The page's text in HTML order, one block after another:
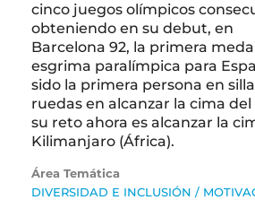
cinco juegos olímpicos
obteniendo en su debut, en
Barcelona 92, la primera
esgrima paralímpica para
sido la primera persona en
ruedas en alcanzar la cima del
su reto ahora es alcanzar la
Kilimanjaro (África).
Área Temática
DIVERSIDAD E INCLUSIÓN /